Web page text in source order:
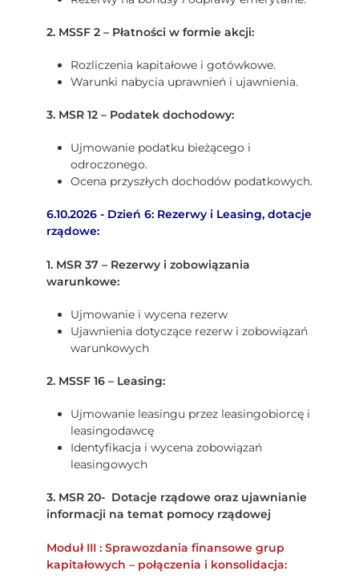
2. MSSF 2 – Płatności w formie akcji:
Rozliczenia kapitałowe i gotówkowe.
Warunki nabycia uprawnień i ujawnienia.
3. MSR 12 – Podatek dochodowy:
Ujmowanie podatku bieżącego i
odroczonego.
Ocena przyszłych dochodów podatkowych.
6.10.2026 - Dzień 6: Rezerwy i Leasing, dotacje
rządowe:
1. MSR 37 – Rezerwy i zobowiązania
warunkowe:
Ujmowanie i wycena rezerw
Ujawnienia dotyczące rezerw i zobowiązań
warunkowych
2. MSSF 16 – Leasing:
Ujmowanie leasingu przez leasingobiorcę i
leasingodawcę
Identyfikacja i wycena zobowiązań
leasingowych
3. MSR 20- Dotacje rządowe oraz ujawnianie
informacji na temat pomocy rządowej
Moduł III : Sprawozdania finansowe grup
kapitałowych – połączenia i konsolidacja: